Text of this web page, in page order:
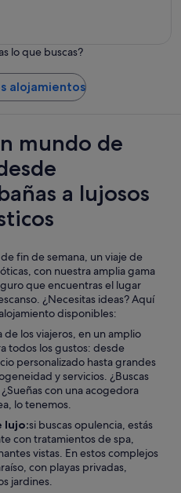
lo que buscas?
alojamientos
mundo de
a lujosos
fin de semana, un viaje de
con nuestra amplia gama
que encuentras el lugar
¿Necesitas ideas? Aquí
disponibles:
de los viajeros, en un amplio
todos los gustos: desde
personalizado hasta grandes
y servicios. ¿Buscas
con una acogedora
lo tenemos.
lujo:si buscas opulencia, estás
con tratamientos de spa,
vistas. En estos complejos
con playas privadas,
jardines.